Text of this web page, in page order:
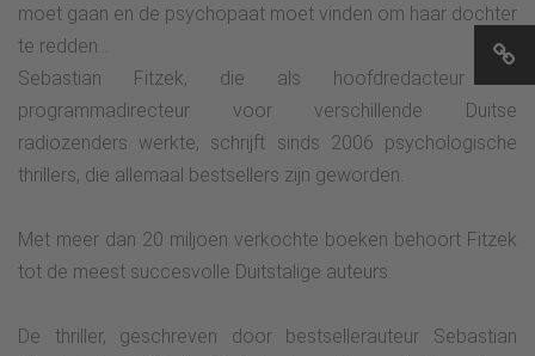
moet gaan en de psychopaat moet vinden om haar dochter
te redden…
Sebastian Fitzek, die als hoofdredacteur en
programmadirecteur voor verschillende Duitse
radiozenders werkte, schrijft sinds 2006 psychologische
thrillers, die allemaal bestsellers zijn geworden.
Met meer dan 20 miljoen verkochte boeken behoort Fitzek
tot de meest succesvolle Duitstalige auteurs.
De thriller, geschreven door bestsellerauteur Sebastian